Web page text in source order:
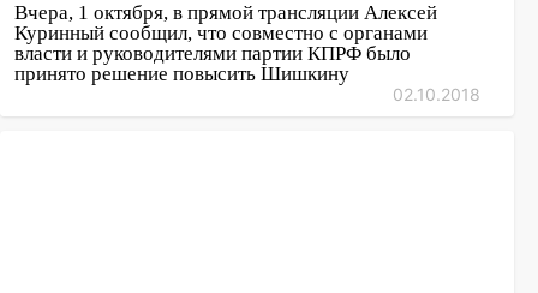
Вчера, 1 октября, в прямой трансляции Алексей
Куринный сообщил, что совместно с органами
власти и руководителями партии КПРФ было
принято решение повысить Шишкину
02.10.2018